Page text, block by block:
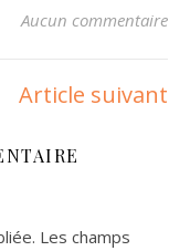
Aucun commentaire
Article suivant
Les champs